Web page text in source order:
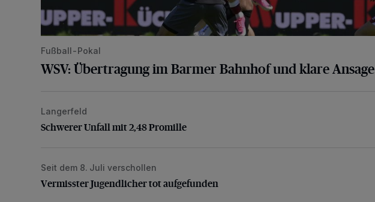
Fußball-Pokal
WSV: Übertragung im Barmer Bahnhof und klare Ansage
Schwerer Unfall mit 2,48 Promille
Langerfeld
Schwerer Unfall mit 2,48 Promille
Vermisster Jugendlicher tot aufgefunden
Seit dem 8. Juli verschollen
Vermisster Jugendlicher tot aufgefunden